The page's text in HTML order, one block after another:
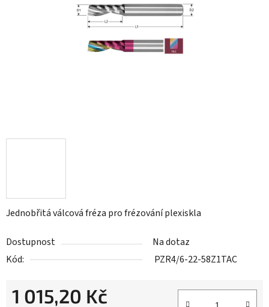
Jednobřitá válcová fréza pro frézování plexiskla
Dostupnost
Na dotaz
Kód:
PZR4/6-22-58Z1TAC
1 015,20 Kč